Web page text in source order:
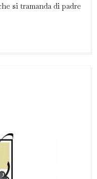
si tramanda di padre